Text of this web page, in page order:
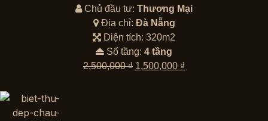
1,500,000 ₫.
Chủ đầu tư: Thương Mại
Địa chỉ: Đà Nẵng
Diện tích: 320m2
Số tầng: 4 tầng
2,500,000₫ Giá
1,500,000 ₫